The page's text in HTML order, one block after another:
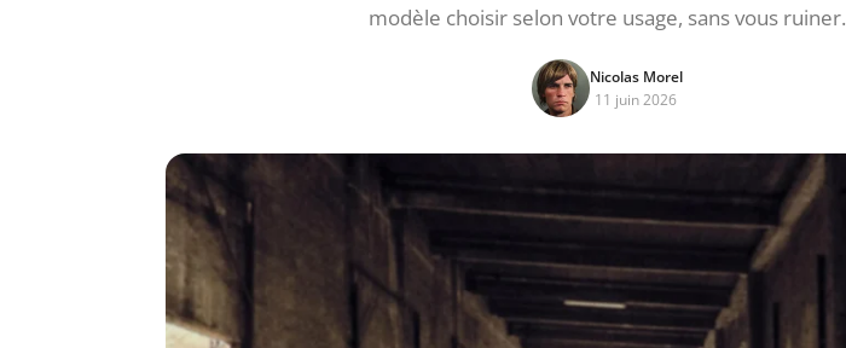
modèle choisir selon votre usage, sans vous ruiner.
Nicolas Morel
11 juin 2026